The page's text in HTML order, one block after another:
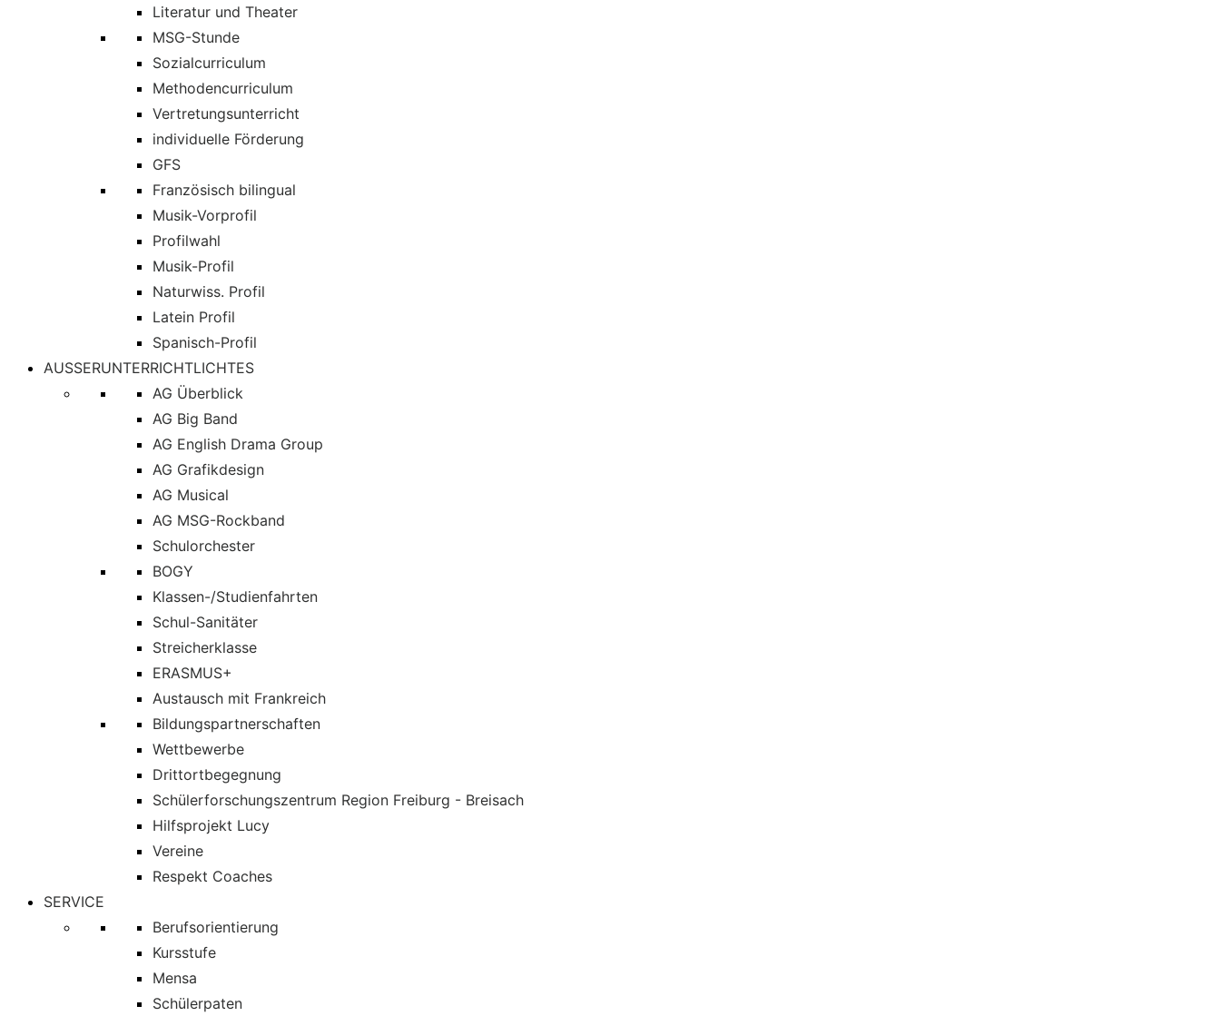
Literatur und Theater
MSG-Stunde
Sozialcurriculum
Methodencurriculum
Vertretungsunterricht
individuelle Förderung
GFS
Französisch bilingual
Musik-Vorprofil
Profilwahl
Musik-Profil
Naturwiss. Profil
Latein Profil
Spanisch-Profil
AUSSERUNTERRICHTLICHTES
AG Überblick
AG Big Band
AG English Drama Group
AG Grafikdesign
AG Musical
AG MSG-Rockband
Schulorchester
BOGY
Klassen-/Studienfahrten
Schul-Sanitäter
Streicherklasse
ERASMUS+
Austausch mit Frankreich
Bildungspartnerschaften
Wettbewerbe
Drittortbegegnung
Schülerforschungszentrum Region Freiburg - Breisach
Hilfsprojekt Lucy
Vereine
Respekt Coaches
SERVICE
Berufsorientierung
Kursstufe
Mensa
Schülerpaten